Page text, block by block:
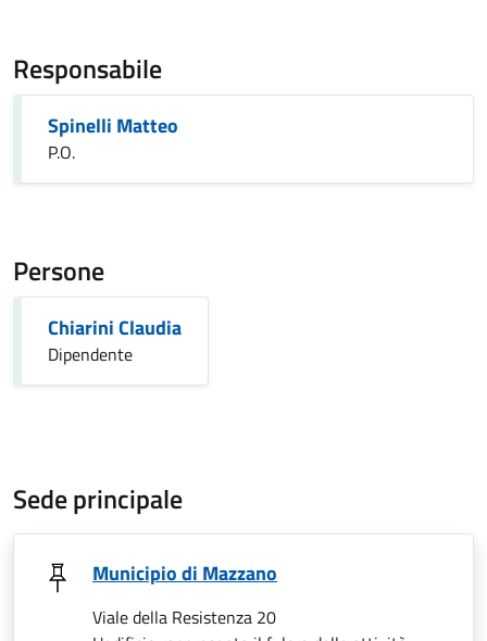
Responsabile
Spinelli Matteo
P.O.
Persone
Chiarini Claudia
Dipendente
Sede principale
Municipio di Mazzano
Viale della Resistenza 20